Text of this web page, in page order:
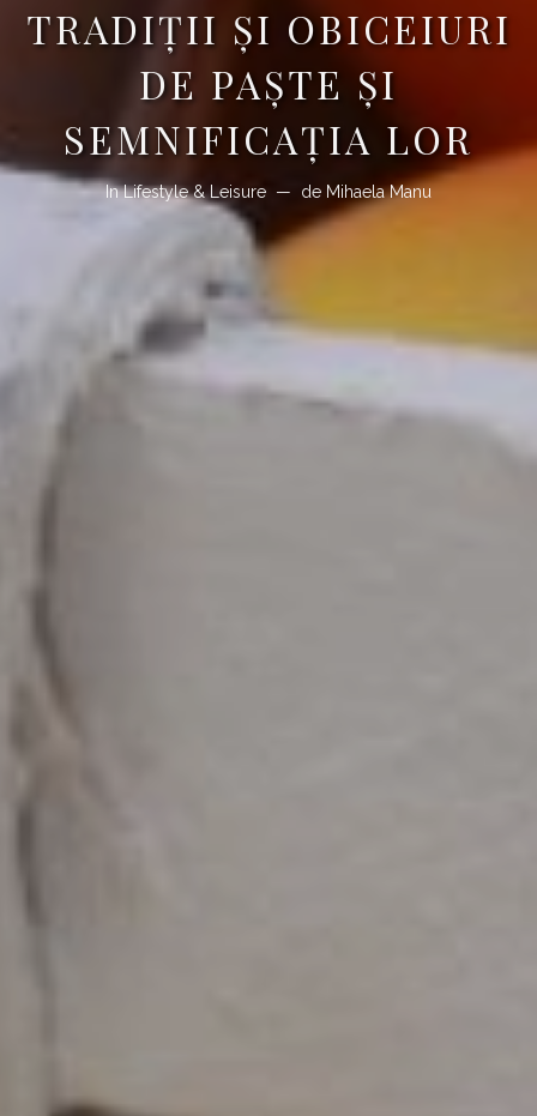
TRADIȚII ȘI OBICEIURI
DE PAȘTE ȘI
SEMNIFICAȚIA LOR
InLifestyle & Leisure de Mihaela Manu